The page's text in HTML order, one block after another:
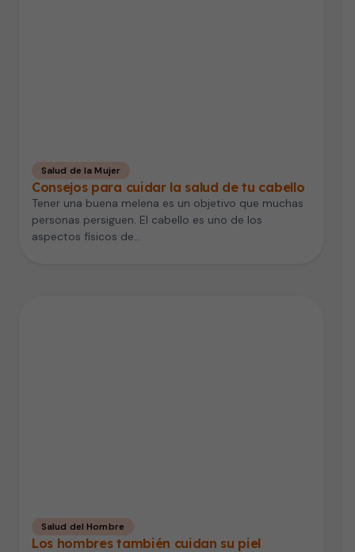
Salud de la Mujer
Consejos para cuidar la salud de tu cabello
Tener una buena melena es un objetivo que muchas
personas persiguen. El cabello es uno de los
aspectos físicos de…
Salud del Hombre
Los hombres también cuidan su piel